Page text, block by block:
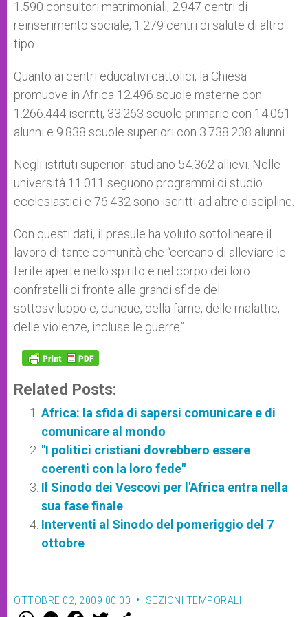
1.590 consultori matrimoniali, 2.947 centri di
reinserimento sociale, 1.279 centri di salute di altro
tipo.
Quanto ai centri educativi cattolici, la Chiesa
promuove in Africa 12.496 scuole materne con
1.266.444 iscritti, 33.263 scuole primarie con 14.061
alunni e 9.838 scuole superiori con 3.738.238 alunni.
Negli istituti superiori studiano 54.362 allievi. Nelle
università 11.011 seguono programmi di studio
ecclesiastici e 76.432 sono iscritti ad altre discipline.
Con questi dati, il presule ha voluto sottolineare il
lavoro di tante comunità che “cercano di alleviare le
ferite aperte nello spirito e nel corpo dei loro
confratelli di fronte alle grandi sfide del
sottosviluppo e, dunque, della fame, delle malattie,
delle violenze, incluse le guerre”.
Related Posts:
Africa: la sfida di sapersi comunicare e di
comunicare al mondo
"I politici cristiani dovrebbero essere
coerenti con la loro fede"
Il Sinodo dei Vescovi per l'Africa entra nella
sua fase finale
Interventi al Sinodo del pomeriggio del 7
ottobre
OTTOBRE 02, 2009 00:00 SEZIONI TEMPORALI
W M F